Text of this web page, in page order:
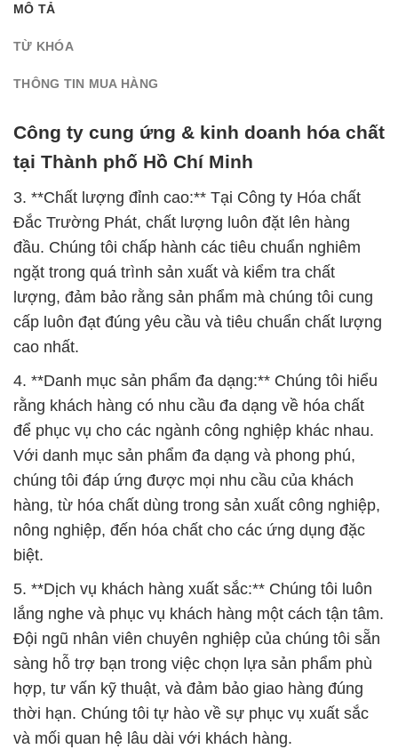
MÔ TẢ
TỪ KHÓA
THÔNG TIN MUA HÀNG
Công ty cung ứng & kinh doanh hóa chất
tại Thành phố Hồ Chí Minh
3. **Chất lượng đỉnh cao:** Tại Công ty Hóa chất
Đắc Trường Phát, chất lượng luôn đặt lên hàng
đầu. Chúng tôi chấp hành các tiêu chuẩn nghiêm
ngặt trong quá trình sản xuất và kiểm tra chất
lượng, đảm bảo rằng sản phẩm mà chúng tôi cung
cấp luôn đạt đúng yêu cầu và tiêu chuẩn chất lượng
cao nhất.
4. **Danh mục sản phẩm đa dạng:** Chúng tôi hiểu
rằng khách hàng có nhu cầu đa dạng về hóa chất
để phục vụ cho các ngành công nghiệp khác nhau.
Với danh mục sản phẩm đa dạng và phong phú,
chúng tôi đáp ứng được mọi nhu cầu của khách
hàng, từ hóa chất dùng trong sản xuất công nghiệp,
nông nghiệp, đến hóa chất cho các ứng dụng đặc
biệt.
5. **Dịch vụ khách hàng xuất sắc:** Chúng tôi luôn
lắng nghe và phục vụ khách hàng một cách tận tâm.
Đội ngũ nhân viên chuyên nghiệp của chúng tôi sẵn
sàng hỗ trợ bạn trong việc chọn lựa sản phẩm phù
hợp, tư vấn kỹ thuật, và đảm bảo giao hàng đúng
thời hạn. Chúng tôi tự hào về sự phục vụ xuất sắc
và mối quan hệ lâu dài với khách hàng.